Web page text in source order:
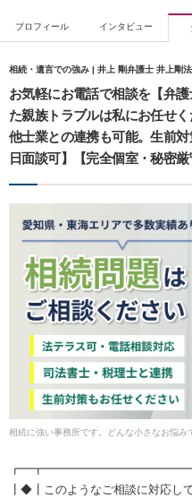
プロフィール インタビュー
相続・遺言での強み | 井上 剛弁護士 井上剛
お気軽にお電話で相談を【弁
た親族トラブルは私にお任せ
他士業との連携も可能。生前
日面談可】【完全個室・秘密厳
相続に強い事務所です。どんな小さなお悩み
┃◆┃このようなご相談に対応し